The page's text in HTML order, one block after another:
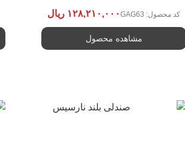
کد محصول: GAG63 ۱۲۸,۲۱۰,۰۰۰ ریال
مشاهده محصول